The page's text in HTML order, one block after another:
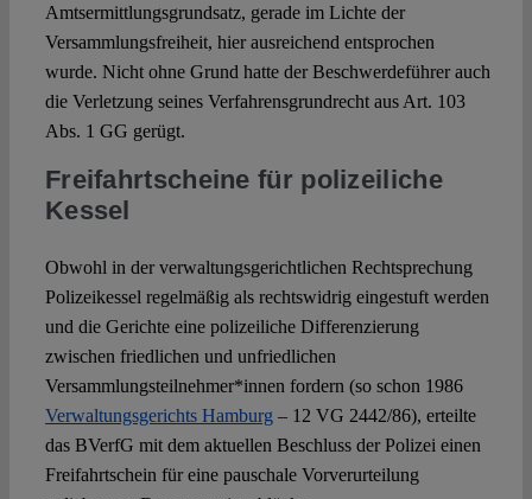
Amtsermittlungsgrundsatz, gerade im Lichte der
Versammlungsfreiheit, hier ausreichend entsprochen
wurde. Nicht ohne Grund hatte der Beschwerdeführer auch
die Verletzung seines Verfahrensgrundrecht aus Art. 103
Abs. 1 GG gerügt.
Freifahrtscheine für polizeiliche
Kessel
Obwohl in der verwaltungsgerichtlichen Rechtsprechung
Polizeikessel regelmäßig als rechtswidrig eingestuft werden
und die Gerichte eine polizeiliche Differenzierung
zwischen friedlichen und unfriedlichen
Versammlungsteilnehmer*innen fordern (so schon 1986
Verwaltungsgerichts Hamburg – 12 VG 2442/86), erteilte
das BVerfG mit dem aktuellen Beschluss der Polizei einen
Freifahrtschein für eine pauschale Vorverurteilung